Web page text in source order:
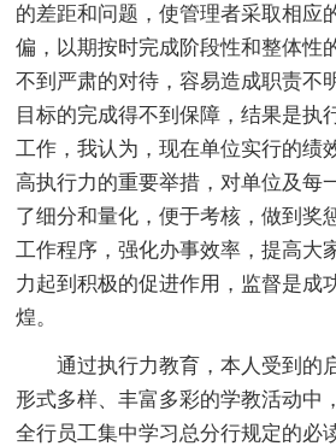
的差距和问题，使管理者采取相应
偏，以期按时完成阶段性和整体性
不到严肃的对待，容易造成职责不
目标的完成得不到保障，结果是执
工作，我认为，现在单位实行的绩
高执行力的重要举措，对单位及每
了细分和量化，便于考核，做到奖
工作程序，强化办事效率，提高大
力起到积极的促进作用，监督是成
煌。
通过执行力教育，本人受到的
形式多样、丰富多彩的学教活动中
全行员工集中学习总分行规定的必